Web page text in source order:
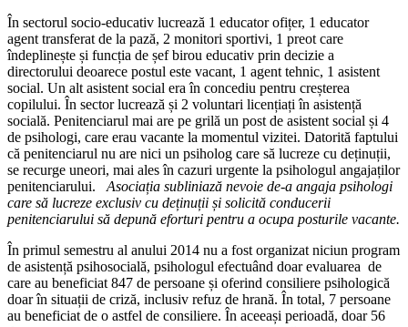
În sectorul socio-educativ lucrează 1 educator ofițer, 1 educator
agent transferat de la pază, 2 monitori sportivi, 1 preot care
îndeplinește și funcția de șef birou educativ prin decizie a
directorului deoarece postul este vacant, 1 agent tehnic, 1 asistent
social. Un alt asistent social era în concediu pentru creșterea
copilului. În sector lucrează și 2 voluntari licențiați în asistență
socială. Penitenciarul mai are pe grilă un post de asistent social și 4
de psihologi, care erau vacante la momentul vizitei. Datorită faptului
că penitenciarul nu are nici un psiholog care să lucreze cu deținuții,
se recurge uneori, mai ales în cazuri urgente la psihologul angajaților
penitenciarului. Asociația subliniază nevoie de-a angaja psihologi
care să lucreze exclusiv cu deținuții și solicită conducerii
penitenciarului să depună eforturi pentru a ocupa posturile vacante.
În primul semestru al anului 2014 nu a fost organizat niciun program
de asistență psihosocială, psihologul efectuând doar evaluarea de
care au beneficiat 847 de persoane și oferind consiliere psihologică
doar în situații de criză, inclusiv refuz de hrană. În total, 7 persoane
au beneficiat de o astfel de consiliere. În aceeași perioadă, doar 56